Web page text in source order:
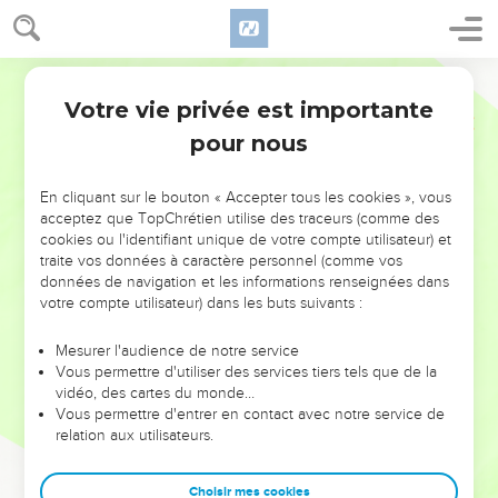
NE MANQUEZ PAS L’ÉVÉNEMENT
DE L’ANNÉE !
ET SI LEURS ERREURS POUVAIENT VOUS ÉVITER LES
VOTRES ?
leur foi ou leur vision. Mais on voit moins les doutes, les erreurs
et les saisons difficiles qu'ils ont traversés, alors même que ce
sont elles qui les ont façonnés.
Dans cette conférence, leaders, entrepreneurs, et responsables
clés pour avancer avec plus de sagesse afin que leurs erreurs
Votre vie privée est importante
pour nous
En cliquant sur le bouton « Accepter tous les cookies », vous
acceptez que TopChrétien utilise des traceurs (comme des
cookies ou l'identifiant unique de votre compte utilisateur) et
traite vos données à caractère personnel (comme vos
données de navigation et les informations renseignées dans
votre compte utilisateur) dans les buts suivants :
Mesurer l'audience de notre service
Vous permettre d'utiliser des services tiers tels que de la
vidéo, des cartes du monde…
Vous permettre d'entrer en contact avec notre service de
relation aux utilisateurs.
Choisir mes cookies